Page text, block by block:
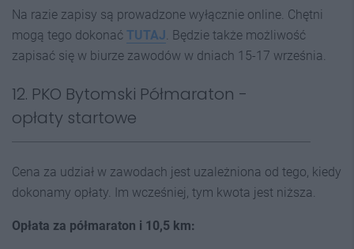
Na razie zapisy są prowadzone wyłącznie online. Chętni
mogą tego dokonać TUTAJ. Będzie także możliwość
zapisać się w biurze zawodów w dniach 15-17 września.
12. PKO Bytomski Półmaraton -
opłaty startowe
Cena za udział w zawodach jest uzależniona od tego, kiedy
dokonamy opłaty. Im wcześniej, tym kwota jest niższa.
Opłata za półmaraton i 10,5 km: